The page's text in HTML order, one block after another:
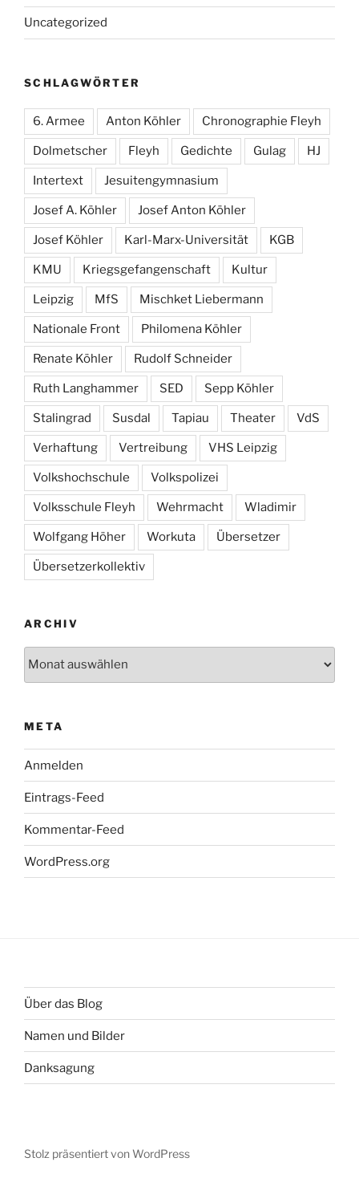
Uncategorized
SCHLAGWÖRTER
6. Armee Anton Köhler Chronographie Fleyh
Dolmetscher Fleyh Gedichte Gulag HJ
Intertext Jesuitengymnasium
Josef A. Köhler Josef Anton Köhler
Josef Köhler Karl-Marx-Universität KGB
KMU Kriegsgefangenschaft Kultur
Leipzig MfS Mischket Liebermann
Nationale Front Philomena Köhler
Renate Köhler Rudolf Schneider
Ruth Langhammer SED Sepp Köhler
Stalingrad Susdal Tapiau Theater VdS
Verhaftung Vertreibung VHS Leipzig
Volkshochschule Volkspolizei
Volksschule Fleyh Wehrmacht Wladimir
Wolfgang Höher Workuta Übersetzer
Übersetzerkollektiv
ARCHIV
META
Anmelden
Eintrags-Feed
Kommentar-Feed
WordPress.org
Über das Blog
Namen und Bilder
Danksagung
Stolz präsentiert von WordPress